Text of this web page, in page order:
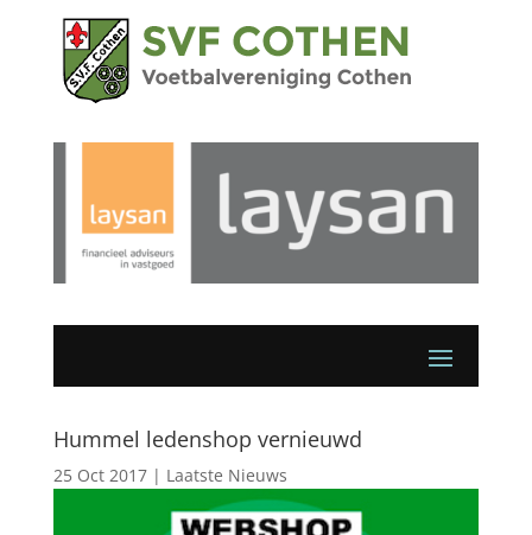
Hummel ledenshop vernieuwd
25 Oct 2017| Laatste Nieuws